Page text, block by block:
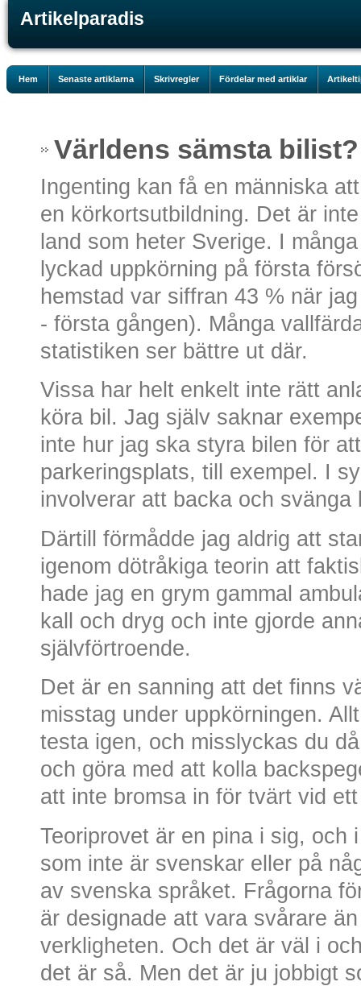
Artikelparadis
Hem Senaste artiklarna Skrivregler Fördelar med artiklar
Världens sämsta bilist?
Ingenting kan få en människa
en körkortsutbildning. Det är
land som heter Sverige. I
lyckad uppkörning på första
hemstad var siffran 43 % när
- första gången). Många
statistiken ser bättre ut där.
Vissa har helt enkelt inte rätt
köra bil. Jag själv saknar
inte hur jag ska styra bilen för
parkeringsplats, till exempel. I
involverar att backa och svänga
Därtill förmådde jag aldrig att
igenom dötråkiga teorin att
hade jag en grym gammal
kall och dryg och inte gjorde
självförtroende.
Det är en sanning att det finns
misstag under uppkörningen.
testa igen, och misslyckas du
och göra med att kolla
att inte bromsa in för tvärt vid
Teoriprovet är en pina i sig, och
som inte är svenskar eller på
av svenska språket. Frågorna
är designade att vara svårare
verkligheten. Och det är väl i
det är så. Men det är ju jobbigt